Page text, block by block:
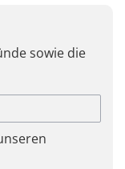
sowie die